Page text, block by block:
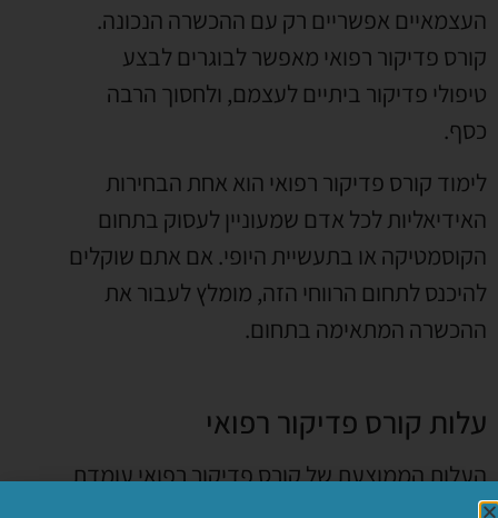
העצמאיים אפשריים רק עם ההכשרה הנכונה.
קורס פדיקור רפואי מאפשר לבוגרים לבצע
טיפולי פדיקור ביתיים לעצמם, ולחסוך הרבה
כסף.
לימוד קורס פדיקור רפואי הוא אחת הבחירות
האידיאליות לכל אדם שמעוניין לעסוק בתחום
הקוסמטיקה או בתעשיית היופי. אם אתם שוקלים
להיכנס לתחום הרווחי הזה, מומלץ לעבור את
ההכשרה המתאימה בתחום.
עלות קורס פדיקור רפואי
העלות הממוצעת של קורס פדיקור רפואי עומדת